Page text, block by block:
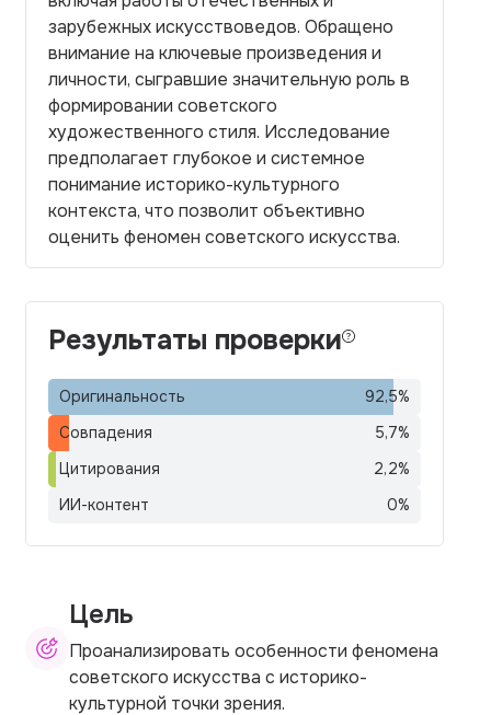
зарубежных искусствоведов. Обращено
внимание на ключевые произведения и
личности, сыгравшие значительную роль в
формировании советского
художественного стиля. Исследование
предполагает глубокое и системное
понимание историко-культурного
контекста, что позволит объективно
оценить феномен советского искусства.
Результаты проверки
Оригинальность 92,5%
Совпадения
5,7%
Цитирования
2,2%
ИИ-контент
0%
Цель
Проанализировать особенности феномена
советского искусства с историко-
культурной точки зрения.